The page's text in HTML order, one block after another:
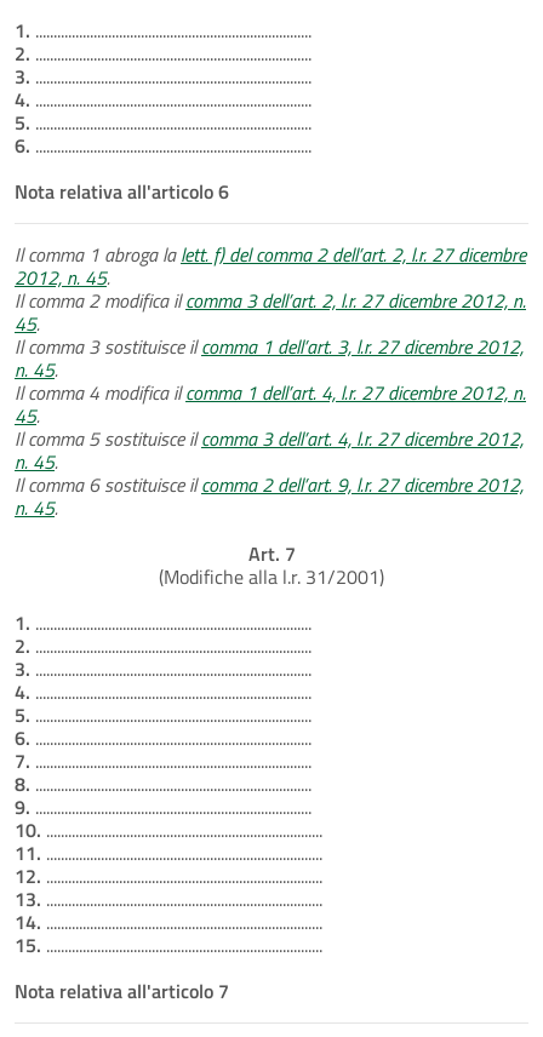
1. ............................................................................
2. ............................................................................
3. ............................................................................
4. ............................................................................
5. ............................................................................
6. ............................................................................
Nota relativa all'articolo 6
Il comma 1 abroga lalett. f) del comma 2 dell’art. 2, l.r. 27 dicembre
2012, n. 45.
Il comma 2 modifica ilcomma 3 dell’art. 2, l.r. 27 dicembre 2012, n.
45.
Il comma 3 sostituisce ilcomma 1 dell’art. 3, l.r. 27 dicembre 2012,
n. 45.
Il comma 4 modifica ilcomma 1 dell’art. 4, l.r. 27 dicembre 2012, n.
45.
Il comma 5 sostituisce ilcomma 3 dell’art. 4, l.r. 27 dicembre 2012,
n. 45.
Il comma 6 sostituisce ilcomma 2 dell’art. 9, l.r. 27 dicembre 2012,
n. 45.
Art. 7
(Modifiche alla l.r. 31/2001)
1. ............................................................................
2. ............................................................................
3. ............................................................................
4. ............................................................................
5. ............................................................................
6. ............................................................................
7. ............................................................................
8. ............................................................................
9. ............................................................................
10. ............................................................................
11. ............................................................................
12. ............................................................................
13. ............................................................................
14. ............................................................................
15. ............................................................................
Nota relativa all'articolo 7